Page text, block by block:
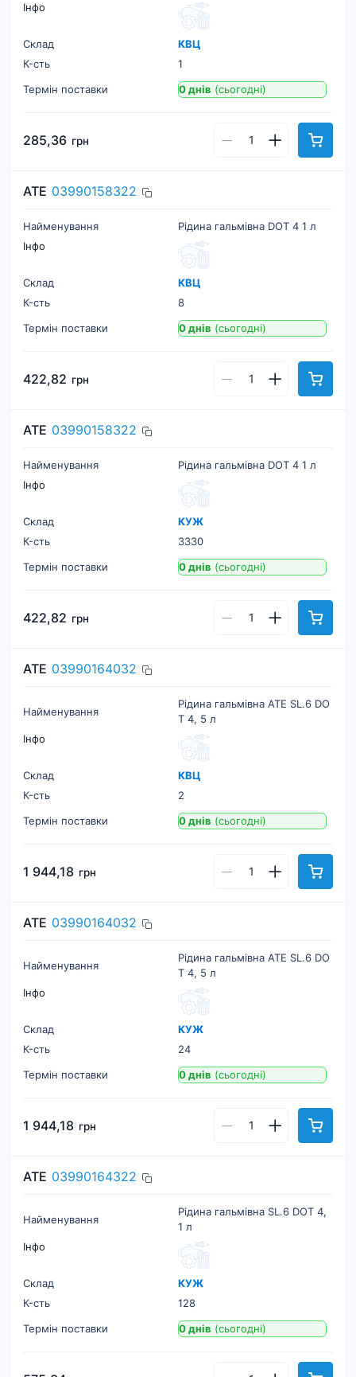
Інфо
Склад
КВЦ
К-cть
1
Термін поставки
0 днів (сьогодні)
285,36 грн
ATE 03990158322
Найменування
Рідина гальмівна DOT 4 1 л
Інфо
Склад
КВЦ
К-cть
8
Термін поставки
0 днів (сьогодні)
422,82 грн
ATE 03990158322
Найменування
Рідина гальмівна DOT 4 1 л
Інфо
Склад
КУЖ
К-cть
3330
Термін поставки
0 днів (сьогодні)
422,82 грн
ATE 03990164032
Найменування
Рідина гальмівна ATE SL.6 DO
T 4, 5 л
Інфо
Склад
КВЦ
К-cть
2
Термін поставки
0 днів (сьогодні)
1 944,18 грн
ATE 03990164032
Найменування
Рідина гальмівна ATE SL.6 DO
T 4, 5 л
Інфо
Склад
КУЖ
К-cть
24
Термін поставки
0 днів (сьогодні)
1 944,18 грн
ATE 03990164322
Найменування
Рідина гальмівна SL.6 DOT 4,
1 л
Інфо
Склад
КУЖ
К-cть
128
Термін поставки
0 днів (сьогодні)